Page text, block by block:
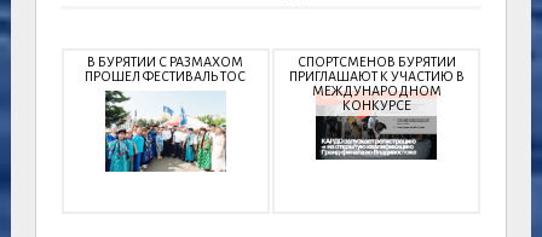
В БУРЯТИИ С РАЗМАХОМ
ПРОШЕЛ ФЕСТИВАЛЬ ТОС
СПОРТСМЕНОВ БУРЯТИИ
ПРИГЛАШАЮТ К УЧАСТИЮ В
МЕЖДУНАРОДНОМ
КОНКУРСЕ